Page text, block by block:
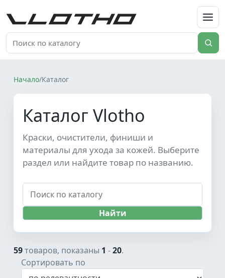
VLOTHO
Начало/Каталог
Каталог Vlotho
Краски, очистители, финиши и
материалы для ухода за кожей. Выберите
раздел или найдите товар по названию.
Найти
59товаров, показаны 1 -20.
Сортировать по